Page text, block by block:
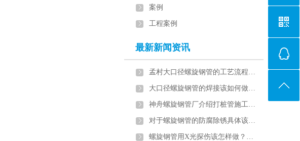
案例
工程案例
最新新闻资讯
孟村大口径螺旋钢管的工艺流程…
大口径螺旋钢管的焊接该如何做…
神舟螺旋钢管厂介绍打桩管施工…
对于螺旋钢管的防腐除锈具体该…
螺旋钢管用X光探伤该怎样做？…